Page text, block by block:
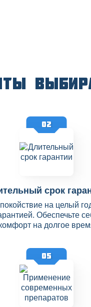
02
срок
на целый
Обеспечьте
на долгое
05